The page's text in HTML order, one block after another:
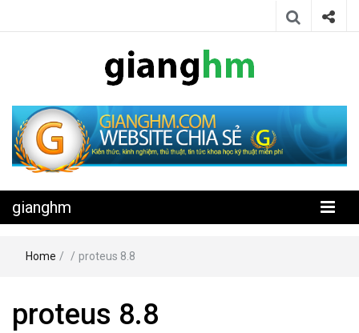
gianghm
kỹ thuật miễn phí
gianghm
Home / / proteus 8.8
proteus 8.8